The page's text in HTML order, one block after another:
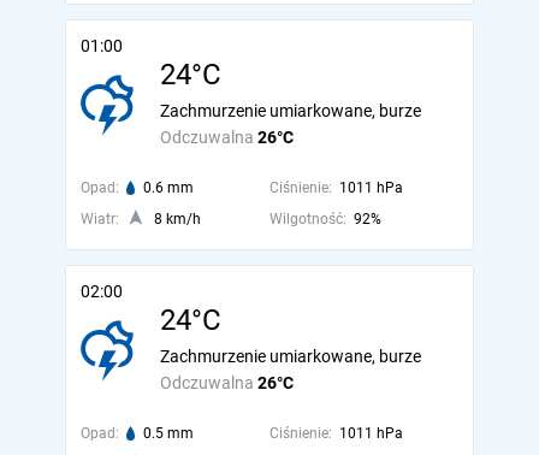
01:00
24°C
Odczuwalna 26°C
Zachmurzenie umiarkowane, burze
Opad: 0.6 mm Ciśnienie: 1011 hPa
Wiatr:
8 km/h Wilgotność: 92%
02:00
24°C
Odczuwalna 26°C
Zachmurzenie umiarkowane, burze
Opad: 0.5 mm Ciśnienie: 1011 hPa